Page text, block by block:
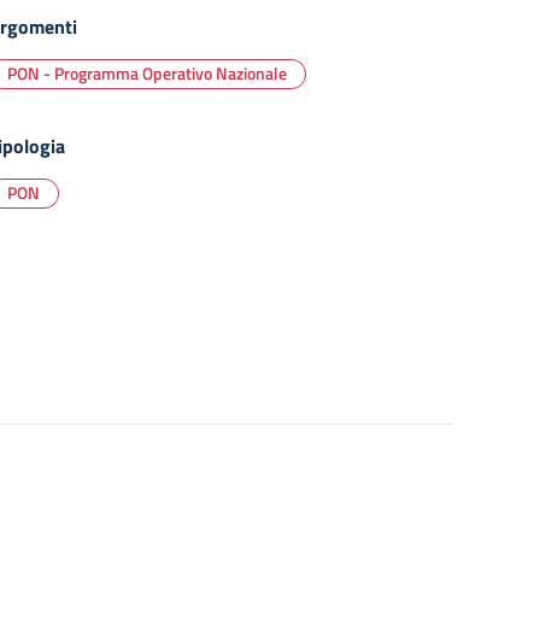
PON - Programma Operativo Nazionale
PON